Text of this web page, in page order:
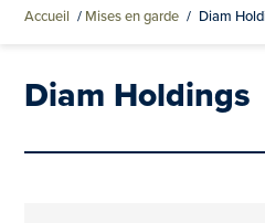
Accueil / Mises en garde / Diam
Diam Holdings